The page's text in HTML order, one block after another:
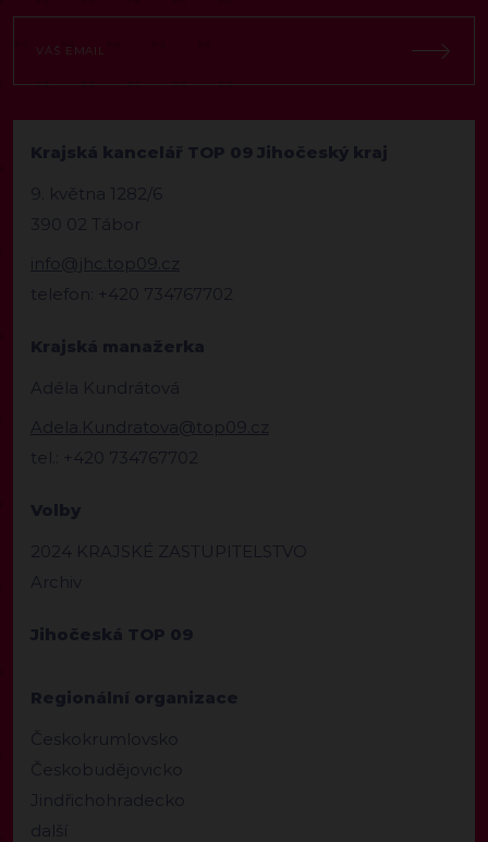
Krajská kancelář TOP 09 Jihočeský kraj
9. května 1282/6
390 02 Tábor
info@jhc.top09.cz
telefon: +420 734767702
Krajská manažerka
Adéla Kundrátová
Adela.Kundratova@top09.cz
tel.: +420 734767702
Volby
2024 KRAJSKÉ ZASTUPITELSTVO
Archiv
Jihočeská TOP 09
Regionální organizace
Českokrumlovsko
Českobudějovicko
Jindřichohradecko
další